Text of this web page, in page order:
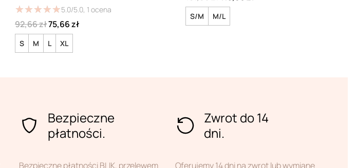
★★★★★
★★★★★5.0/5.0, 1 ocena
92,66 zł75,66 zł
S M L XL
S/M M/L
Bezpieczne
płatności.
Bezpieczne płatności BLIK, przelewem
Zwrot do 14
dni.
Oferujemy 14 dni na zwrot lub wymianę